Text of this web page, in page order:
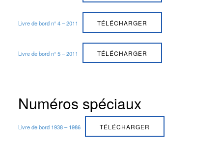
Livre de bord n° 4 – 2011 TÉLÉCHARGER
Livre de bord n° 5 – 2011 TÉLÉCHARGER
Numéros spéciaux
Livre de bord 1938 – 1986 TÉLÉCHARGER